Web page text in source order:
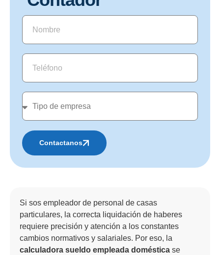
Contactanos
Si sos empleador de personal de casas
particulares, la correcta liquidación de haberes
requiere precisión y atención a los constantes
cambios normativos y salariales. Por eso, la
calculadora sueldo empleada doméstica se